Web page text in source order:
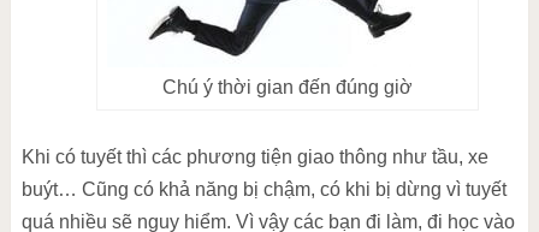
Chú ý thời gian đến đúng giờ
Khi có tuyết thì các phương tiện giao thông như tầu, xe
buýt… Cũng có khả năng bị chậm, có khi bị dừng vì tuyết
quá nhiều sẽ nguy hiểm. Vì vậy các bạn đi làm, đi học vào